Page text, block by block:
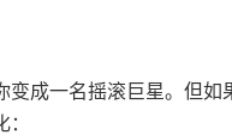
成一名摇滚巨星。但